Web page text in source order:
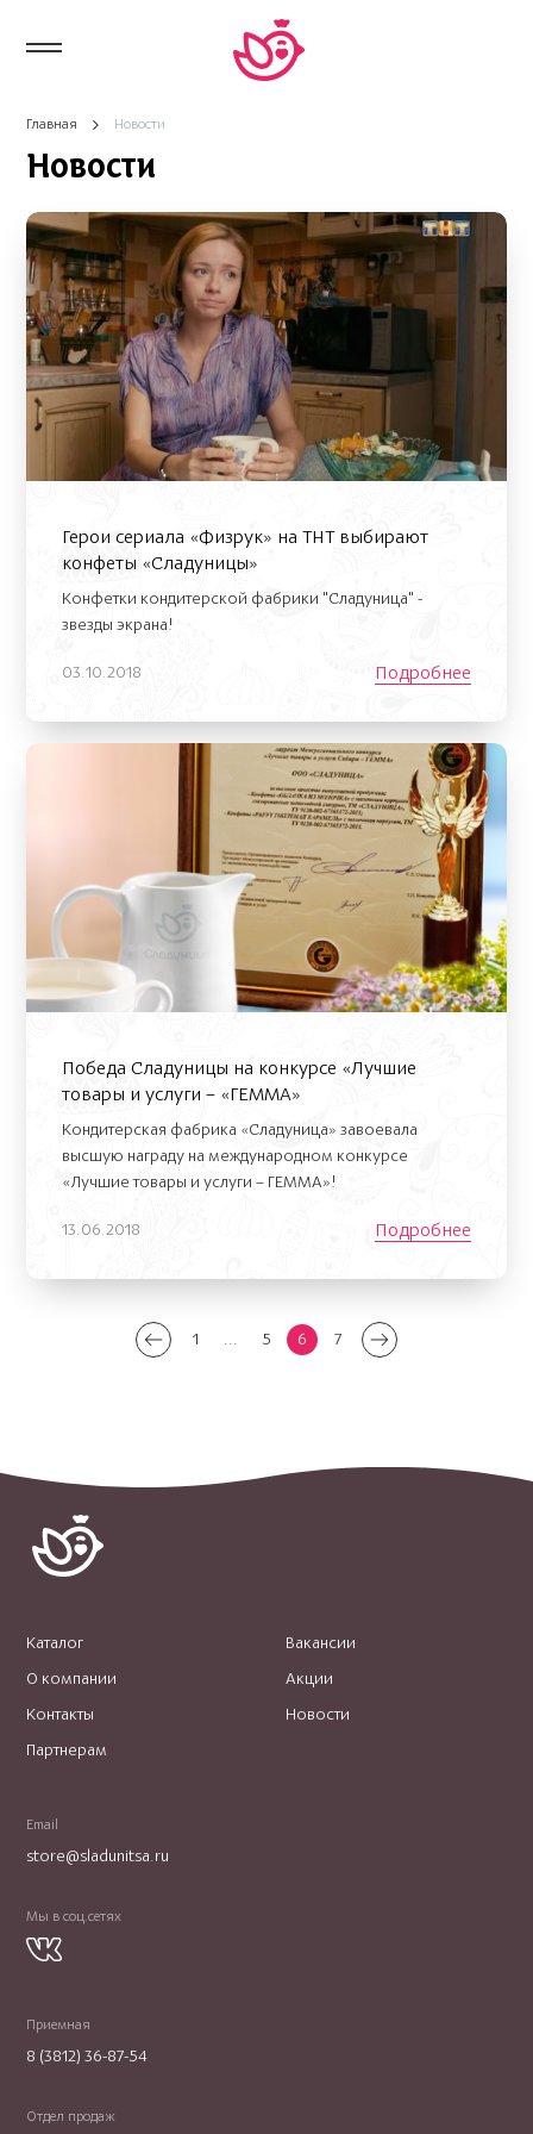
Главная Новости
Новости
Герои сериала «Физрук» на ТНТ выбирают
конфеты «Сладуницы»
Конфетки кондитерской фабрики "Сладуница" -
звезды экрана!
03.10.2018 Подробнее
Победа Сладуницы на конкурсе «Лучшие
товары и услуги – «ГЕММА»
Кондитерская фабрика «Сладуница» завоевала
высшую награду на международном конкурсе
«Лучшие товары и услуги – ГЕММА»!
13.06.2018 Подробнее
1 ... 5 6 7
Каталог
О компании
Контакты
Партнерам
Вакансии
Акции
Новости
Email
store@sladunitsa.ru
Мы в соц.сетях
Приемная
8 (3812) 36-87-54
Отдел продаж